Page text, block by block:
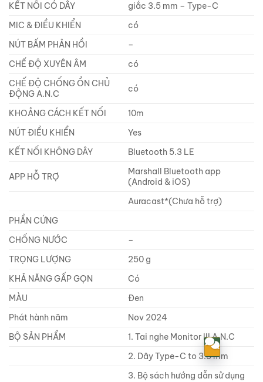
KẾT NỐI CÓ DÂY
giắc 3.5 mm – Type-C
MIC & ĐIỀU KHIỂN
có
NÚT BẤM PHẢN HỒI
–
CHẾ ĐỘ XUYÊN ÂM
có
CHẾ ĐỘ CHỐNG ỒN CHỦ
ĐỘNG A.N.C
có
KHOẢNG CÁCH KẾT NỐI
10m
NÚT ĐIỀU KHIỂN
Yes
KẾT NỐI KHÔNG DÂY
Bluetooth 5.3 LE
APP HỖ TRỢ
Marshall Bluetooth app
(Android & iOS)
Auracast*(Chưa hỗ trợ)
PHẦN CỨNG
CHỐNG NƯỚC
–
TRỌNG LƯỢNG
250 g
KHẢ NĂNG GẤP GỌN
Có
MÀU
Đen
Phát hành năm
Nov 2024
BỘ SẢN PHẨM
1. Tai nghe Monitor III A.N.C
2. Dây Type-C to 3.5 mm
3. Bộ sách hướng dẫn sử dụng